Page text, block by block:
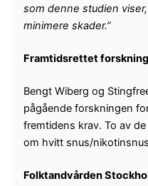
som denne studien
minimere skader.”
Framtidsrettet forskning
Bengt Wiberg og
pågående forskningen
fremtidens krav. To av
om hvitt snus/
Folktandvården